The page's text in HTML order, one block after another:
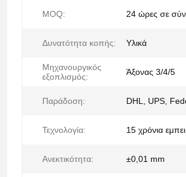
MOQ: 24 ώρες σε
Δυνατότητα κοπής: Υλικά
Μηχανουργικός
εξοπλισμός:
Άξονας 3/4/5
Παράδοση: DHL, UPS,
Τεχνολογία: 15 χρόνια
Ανεκτικότητα: ±0,01 mm